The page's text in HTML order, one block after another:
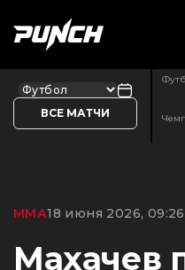
ВСЕ МАТЧИ
ММА18 июня 2026, 09:26
Махачев